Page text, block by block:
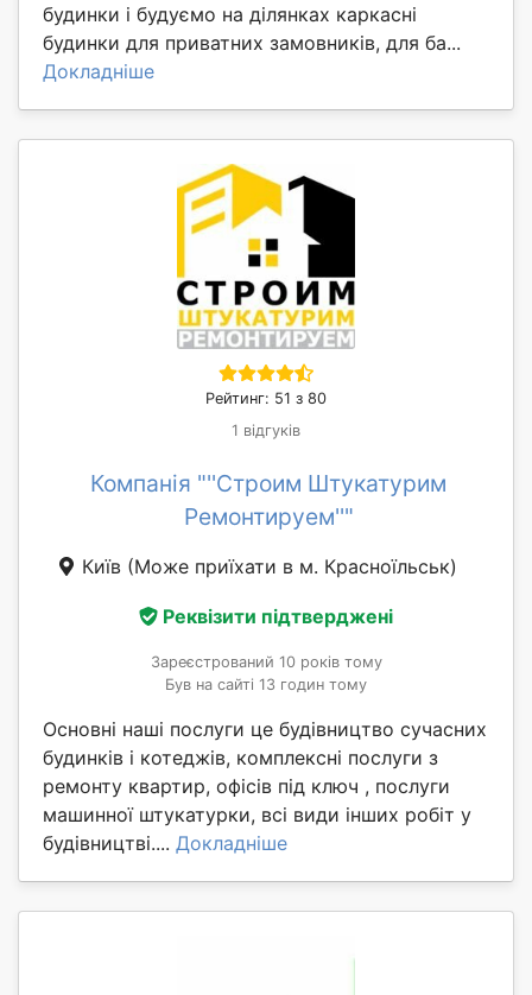
будинки і будуємо на ділянках каркасні
будинки для приватних замовників, для ба...
Докладніше
Рейтинг: 51 з 80
1 відгуків
Компанія "''Строим Штукатурим
Ремонтируем''"
Київ (Може приїхати в м. Красноїльськ)
Реквізити підтверджені
Зареєстрований 10 років тому
Був на сайті 13 годин тому
Основні наші послуги це будівництво сучасних
будинків і котеджів, комплексні послуги з
ремонту квартир, офісів під ключ , послуги
машинної штукатурки, всі види інших робіт у
будівництві.... Докладніше